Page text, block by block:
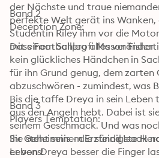
der Nächste und traue
perfekte Welt gerät ins Wanken,
Studentin Riley ihm vor die
mit einem Schlag alles verändert
Band 2
Deception Zone:
Dass Footballprofi Mason
kein glückliches Händchen in
für ihn Grund genug, dem zarten
abzuschwören - zumindest, was
Bis die taffe Dreya in sein
aus den Angeln hebt. Dabei ist
seinem Geschmack. Und was
Sie steht seinem Erzfeind Isaak
er von Dreya besser die Finger
Band 3
Players Temptation:
Ihr Geheimnis - die sündigste
Lebens!